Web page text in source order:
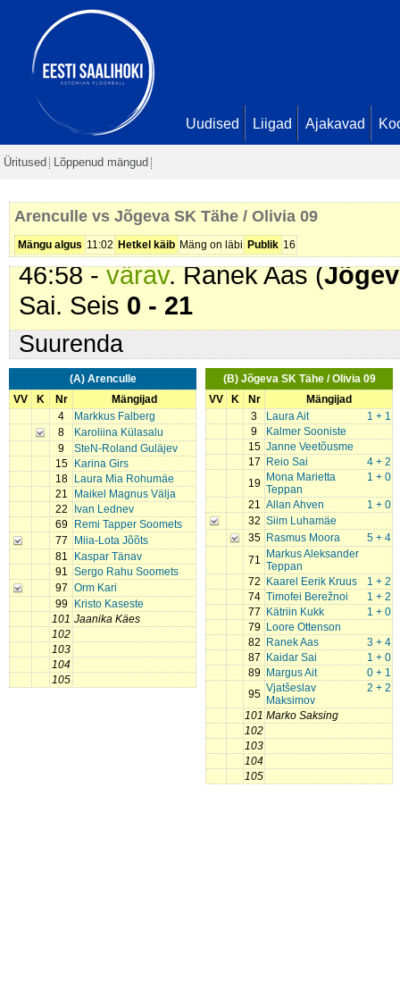
Uudised Liigad Ajakavad
Üritused Lõppenud mängud
Arenculle vs Jõgeva SK Tähe / Olivia 09
Mängu algus 11:02 Hetkel käib Mäng on läbi Publik 16
Eerik Kruus. Seis
38:28 -värav
39:25 -värav
Margus Ait. Seis0 - 18
40:24 -värav. Kaarel Eerik
40:57 -värav. Mona Marietta
Söötis Laura Ait. Seis0 - 20
46:58 -värav. Ranek Aas (
Sai. Seis 0 - 21
Suurenda
(A) Arenculle
VV
K Nr
Mängijad
4
Markkus Falberg
8
Karoliina Külasalu
9
SteN-Roland Guläjev
15
Karina Girs
18
Laura Mia Rohumäe
21
Maikel Magnus Välja
22
Ivan Lednev
69
Remi Tapper Soomets
77
Miia-Lota Jõõts
81
Kaspar Tänav
91 Sergo Rahu Soomets
97 Orm Kari
99
Kristo Kaseste
101 Jaanika Käes
102
103
104
105
(B) Jõgeva SK Tähe / Olivia 09
VV
K Nr
Mängijad
3
1 + 1
Laura Ait
9
Kalmer Sooniste
15 Janne Veetõusme
17
4 + 2
Reio Sai
19
1 + 0
Mona Marietta
Teppan
21
1 + 0
Allan Ahven
32 Siim Luhamäe
35
5 + 4
Rasmus Moora
71
Markus Aleksander
Teppan
72
1 + 2
Kaarel Eerik Kruus
74
1 + 2
Timofei Berežnoi
77
1 + 0
Kätriin Kukk
79
Loore Ottenson
82
3 + 4
Ranek Aas
87
1 + 0
Kaidar Sai
89
0 + 1
Margus Ait
95
2 + 2
Vjatšeslav
Maksimov
101 Marko Saksing
102
103
104
105